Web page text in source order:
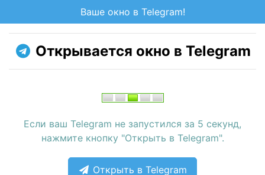
Ваше окно в Telegram!
Открывается окно в Telegram
Если ваш Telegram не запустился за 5 секунд,
нажмите кнопку "Открыть в Telegram".
Открыть в Telegram